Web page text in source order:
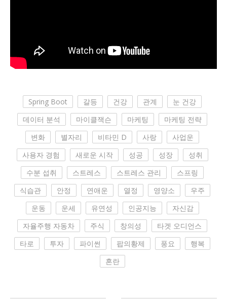
Spring Boot 갈등 건강 관계
눈 건강
데이터 분석
마이클잭슨 마케팅
마케팅 전략
변화
별자리 비타민 D 사랑
사업운
사용자 경험
새로운 시작 성공 성장
성취
수분 섭취
스트레스 스트레스 관리
스프링
식습관
안정 연애운 열정 영양소
우주
운동
운세 유연성 인공지능
자신감
자율주행 자동차
주식 창의성
타겟 오디언스
타로
투자 파이썬 팝의황제 풍요
행복
혼란